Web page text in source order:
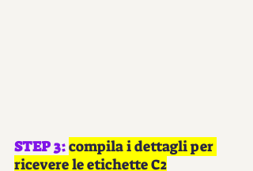
STEP 3: compila i dettagli per
ricevere le etichette C2